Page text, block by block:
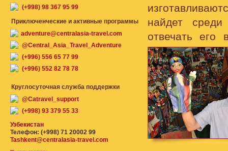
найдет среди
отвечать
(+998) 98 367 95 99
Приключенческие и активные программы
adventure@centralasia-travel.com
@Central_Asia_Travel_Adventure
(+996) 556 65 77 99
(+996) 552 82 78 78
Круглосуточная служба поддержки
@Catravel_support
(+998) 93 379 55 33
Узбекистан
Телефон: (+998) 71 20002 99
Tashkent@centralasia-travel.com